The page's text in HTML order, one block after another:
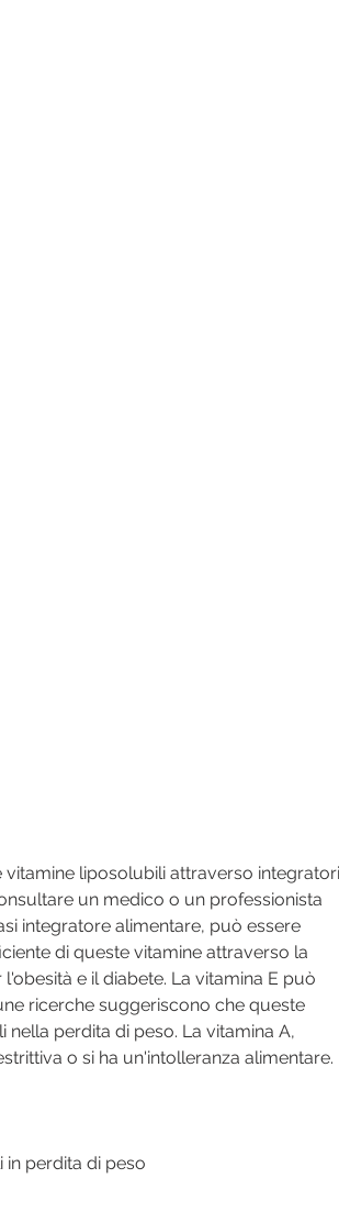
un medico o un professionista
integratore alimentare, può essere
di queste vitamine attraverso la
e il diabete. La vitamina E può
ricerche suggeriscono che queste
perdita di peso. La vitamina A,
o si ha un'intolleranza alimentare.
in perdita di peso